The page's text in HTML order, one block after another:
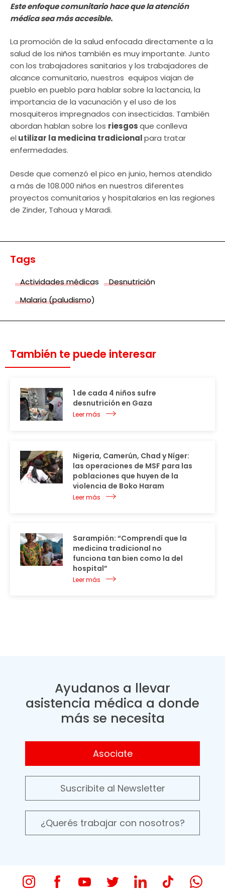
Este enfoque comunitario hace que la atención
médica sea más accesible.
La promoción de la salud enfocada directamente a la
salud de los niños también es muy importante. Junto
con los trabajadores sanitarios y los trabajadores de
alcance comunitario, nuestros equipos viajan de
pueblo en pueblo para hablar sobre la lactancia, la
importancia de la vacunación y el uso de los
mosquiteros impregnados con insecticidas. También
abordan hablan sobre los riesgosque conlleva
el utilizar la medicina tradicionalpara tratar
enfermedades.
Desde que comenzó el pico en junio, hemos atendido
a más de 108.000 niños en nuestros diferentes
proyectos comunitarios y hospitalarios en las regiones
de Zinder, Tahoua y Maradi.
Tags
Actividades médicas
Desnutrición
Malaria (paludismo)
También te puede interesar
1 de cada 4 niños sufre
desnutrición en Gaza
Leer más
Nigeria, Camerún, Chad y Níger:
las operaciones de MSF para las
poblaciones que huyen de la
violencia de Boko Haram
Leer más
Sarampión: “Comprendí que la
medicina tradicional no
funciona tan bien como la del
hospital”
Leer más
Ayudanos a llevar
asistencia médica a donde
más se necesita
Asociate
Suscribite al Newsletter
¿Querés trabajar con nosotros?